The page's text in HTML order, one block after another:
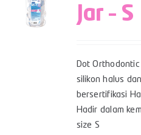
Jar – S
Dot
silikon halus
bersertifikasi
Hadir dalam
size S